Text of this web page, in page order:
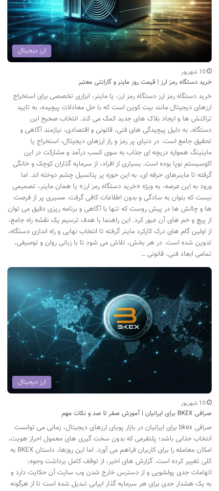
ارز دیجیتال
10 شهریور
خرید دستگاه رمز ارز | قیمت روز ماینر و گارانتی معتبر
خرید دستگاه رمز ارز دستگاه رمز ارز، یا ماینر، ابزاری تخصصی برای استخراج
ارزهای دیجیتال مانند بیت کوین است که با حل معادلات پیچیده، به تایید
تراکنش ها و ایجاد بلاک های جدید کمک می کند. انتخاب صحیح این
دستگاه، به دلیل پیچیدگی های فنی، قانونی و اقتصادی، نیازمند آگاهی و
تحقیق جامع است. در دنیای پر رمز و راز ارزهای دیجیتال، استخراج یا
ماینینگ همواره دریچه ای جذاب به سوی کسب درآمد و مشارکت در این
اکوسیستم نوپا بوده است. بسیاری از افراد، از سرمایه گذاران کوچک و خانگی
گرفته تا ماینرهای حرفه ای، به این حوزه پر پتانسیل چشم دوخته اند. اما
ورود به این عرصه، به ویژه «خرید دستگاه رمز ارز» یا همان ماینر، تصمیمی
نیست که بتوان به سادگی و بدون اطلاعات کافی گرفت. مسیری پر از فرصت
ها و چالش ها در پیش روست که تنها با آگاهی و برنامه ریزی دقیق می توان
از پیچ و خم های آن عبور کرد. این راهنما با هدف ترسیم یک نقشه راه جامع،
از اولین گام های درک کارکرد ماینر گرفته تا انتخاب نهایی و راه اندازی دستگاه،
تدوین شده است. در هر بخش، تلاش می شود تا با زبانی روان و توصیفی،
تمامی ابعاد فنی، قانونی …
ارز دیجیتال
10 شهریور
صرافی BKEX برای ایرانیان | آموزش صفر تا صد و نکات مهم
صرافی bkex برای ایرانیان در بازار پویای ارزهای دیجیتال، زمانی می توانست
انتخاب جذابی باشد؛ پلتفرمی که بدون سخت گیری های معمول احراز هویت،
امکان معامله را برای کاربران فراهم می آورد. اما این روزها، داستان BKEX به
کلی تغییر کرده است. گزارش های اخیر، از توقف کامل برداشت وجوه،
اتهامات جدی پولشویی و از دسترس خارج شدن وب سایت آن حکایت دارد و
به یک هشدار جدی برای هر سرمایه گذار ایرانی تبدیل شده است تا از هرگونه